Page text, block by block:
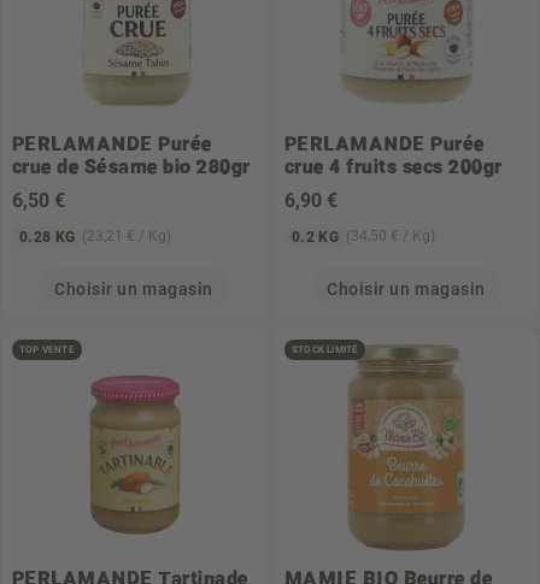
PERLAMANDE Purée
crue de Sésame bio 280gr
6,50 €
0.28 KG (23,21 € / Kg)
Choisir un magasin
PERLAMANDE Purée
crue 4 fruits secs 200gr
6,90 €
0.2 KG (34,50 € / Kg)
Choisir un magasin
TOP VENTE
PERLAMANDE Tartinade
STOCK LIMITÉ
MAMIE BIO Beurre de